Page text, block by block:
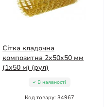
Сітка кладочна
композитна 2x50x50 мм
(1x50 м) (рул)
В наявності
Код товару: 34967